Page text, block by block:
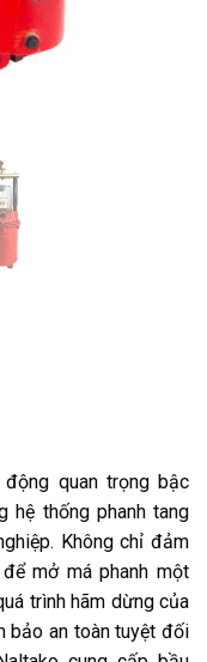
quan trọng bậc
hệ thống phanh tang
Không chỉ đảm
mở má phanh một
trình hãm dừng của
bảo an toàn tuyệt đối